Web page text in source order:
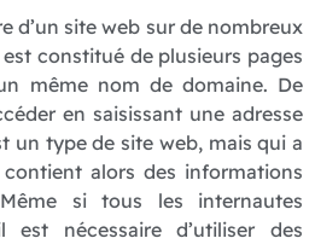
d’un site web sur de nombreux
constitué de plusieurs pages
même nom de domaine. De
en saisissant une adresse
un type de site web, mais qui a
alors des informations
si tous les internautes
nécessaire d’utiliser des